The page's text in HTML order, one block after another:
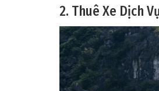
2. Thuê Xe Dịch